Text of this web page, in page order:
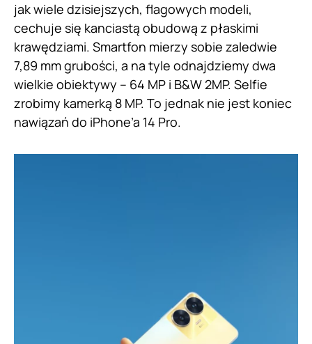
jak wiele dzisiejszych, flagowych modeli,
cechuje się kanciastą obudową z płaskimi
krawędziami. Smartfon mierzy sobie zaledwie
7,89 mm grubości, a na tyle odnajdziemy dwa
wielkie obiektywy – 64 MP i B&W 2MP. Selfie
zrobimy kamerką 8 MP. To jednak nie jest koniec
nawiązań do iPhone’a 14 Pro.